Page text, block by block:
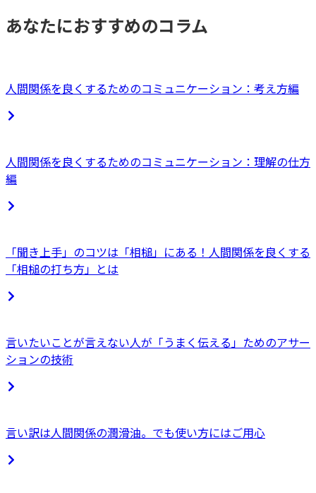
あなたにおすすめのコラム
人間関係を良くするためのコミュニケーション：考え方編
人間関係を良くするためのコミュニケーション：理解の仕方
編
「聞き上手」のコツは「相槌」にある！人間関係を良くする
「相槌の打ち方」とは
言いたいことが言えない人が「うまく伝える」ためのアサー
ションの技術
言い訳は人間関係の潤滑油。でも使い方にはご用心